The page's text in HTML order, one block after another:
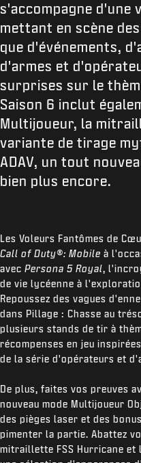
s'accompagne d'une
mettant en scène
que d'événements,
d'armes et
surprises sur le
Saison 6 inclut
Multijoueur, la
variante de tirage
ADAV, un tout
bien plus encore.
Les Voleurs Fantômes de
Call of Duty®: Mobile à
avec Persona 5 Royal,
de vie lycéenne à
Repoussez des vagues
dans Pillage : Chasse au
plusieurs stands de tir à
récompenses en jeu
de la série d'opérateurs et
De plus, faites vos preuves
nouveau mode Multijoueur
des pièges laser et des
pimenter la partie. Abattez
mitraillette FSS Hurricane et